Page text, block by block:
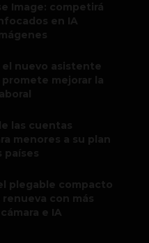
Image: competirá
en IA
el nuevo asistente
mejorar la
las cuentas
menores a su plan
países
plegable compacto
renueva con más
e IA